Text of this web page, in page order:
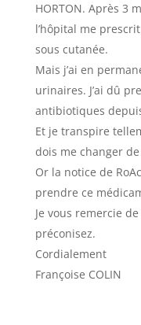
HORTON. Après 3
l’hôpital me
sous cutanée.
Mais j’ai en
urinaires. J’ai dû
antibiotiques
Et je transpire
dois me changer
Or la notice de
prendre ce
Je vous remercie
préconisez.
Cordialement
Françoise COLIN